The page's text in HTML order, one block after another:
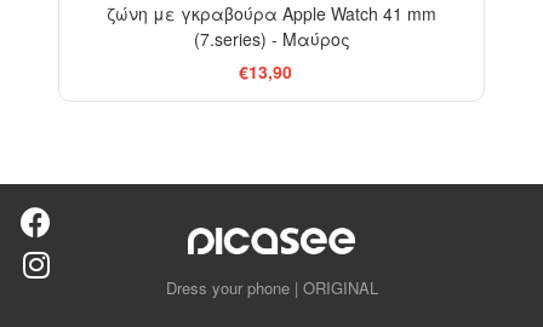
ζώνη με γκραβούρα Apple Watch 41 mm
(7.series) - Μαύρος
€13,90
Dress your phone | ORIGINAL